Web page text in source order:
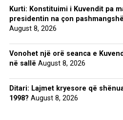
Kurti: Konstituimi i Kuvendit pa
presidentin na çon
August 8, 2026
Vonohet një orë seanca e
në sallë August 8, 2026
Ditari: Lajmet kryesore që
1998? August 8, 2026